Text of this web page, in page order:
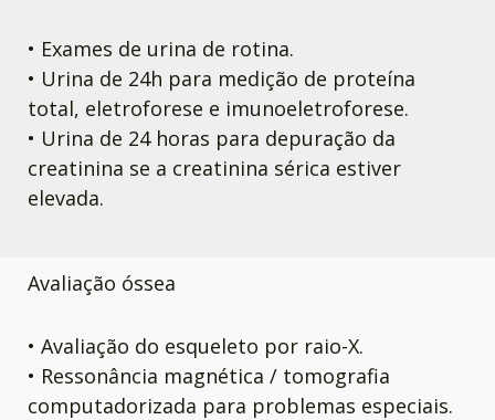
• Exames de urina de rotina.
• Urina de 24h para medição de proteína
total, eletroforese e imunoeletroforese.
• Urina de 24 horas para depuração da
creatinina se a creatinina sérica estiver
elevada.
Avaliação óssea
• Avaliação do esqueleto por raio-X.
• Ressonância magnética / tomografia
computadorizada para problemas especiais.